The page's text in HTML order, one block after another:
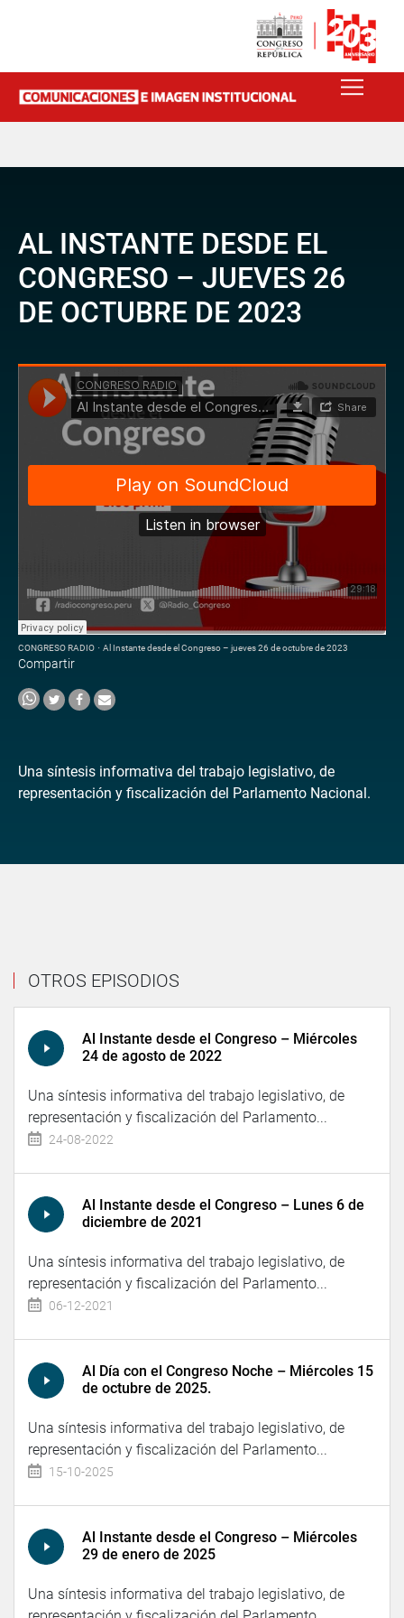
AL INSTANTE DESDE EL
CONGRESO – JUEVES 26
DE OCTUBRE DE 2023
CONGRESO RADIO · Al Instante desde el Congreso – jueves 26 de octubre de 2023
Compartir
Una síntesis informativa del trabajo legislativo, de
representación y fiscalización del Parlamento Nacional.
OTROS EPISODIOS
Al Instante desde el Congreso – Miércoles
24 de agosto de 2022
Una síntesis informativa del trabajo legislativo, de
representación y fiscalización del Parlamento...
24-08-2022
Al Instante desde el Congreso – Lunes 6 de
diciembre de 2021
Una síntesis informativa del trabajo legislativo, de
representación y fiscalización del Parlamento...
06-12-2021
Al Día con el Congreso Noche – Miércoles 15
de octubre de 2025.
Una síntesis informativa del trabajo legislativo, de
representación y fiscalización del Parlamento...
15-10-2025
Al Instante desde el Congreso – Miércoles
29 de enero de 2025
Una síntesis informativa del trabajo legislativo, de